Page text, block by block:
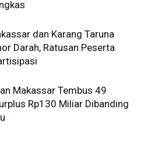
dan Karang Taruna
Darah, Ratusan Peserta
Makassar Tembus 49
Rp130 Miliar Dibanding